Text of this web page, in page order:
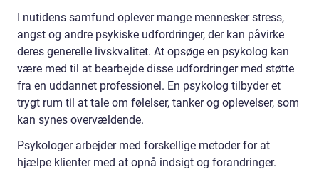
I nutidens samfund oplever mange mennesker stress,
angst og andre psykiske udfordringer, der kan påvirke
deres generelle livskvalitet. At opsøge en psykolog kan
være med til at bearbejde disse udfordringer med støtte
fra en uddannet professionel. En psykolog tilbyder et
trygt rum til at tale om følelser, tanker og oplevelser, som
kan synes overvældende.
Psykologer arbejder med forskellige metoder for at
hjælpe klienter med at opnå indsigt og forandringer.